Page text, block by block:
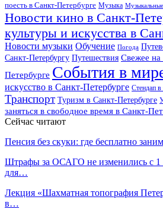
поесть в Санкт-Петербурге Музыка
Новости кино в Санкт-
культуры и искусства в
Новости музыки Обучение Погода
Санкт-Петербургу Путешествия Свежее на
Петербурге События в
искусство в Санкт-Петербурге Стендап
Транспорт Туризм в Санкт-Петербурге
заняться в свободное время в Санкт-
Сейчас читают
Пенсия без скуки: где бесплатно
Штрафы за ОСАГО не изменились с 1
для…
Лекция «Шахматная топография
в…